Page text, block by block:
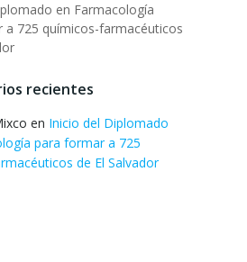
en Farmacología
a 725 químicos-farmacéuticos
recientes
en Inicio del Diplomado
para formar a 725
de El Salvador